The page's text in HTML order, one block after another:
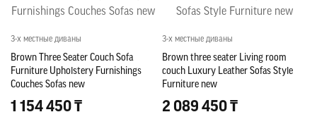
3-х местные диваны
Brown Three Seater Couch Sofa
Furniture Upholstery Furnishings
Couches Sofas new
1 154 450 ₸
3-х местные диваны
Brown three seater Living room
couch Luxury Leather Sofas Style
Furniture new
2 089 450 ₸